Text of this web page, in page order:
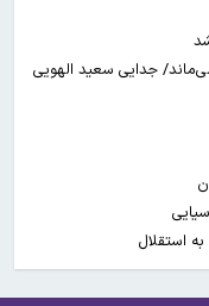
جدایی سعید الهویی
استقلال